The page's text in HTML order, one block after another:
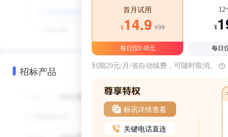
招标产品
首月试用
¥14.9 ¥39
每日仅0.48元
12
¥
每日
到期29元/月/省自动续费，可随时取消。
标讯详情查看
关键电话直连